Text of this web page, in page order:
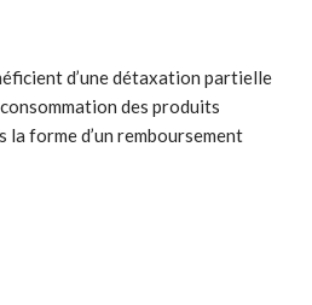
d’une détaxation partielle
des produits
la forme d’un remboursement